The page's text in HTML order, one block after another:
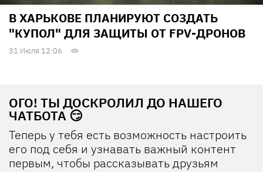
В ХАРЬКОВЕ ПЛАНИРУЮТ СОЗДАТЬ
"КУПОЛ" ДЛЯ ЗАЩИТЫ ОТ FPV-ДРОНОВ
31 Июля 12:06
ОГО! ТЫ ДОСКРОЛИЛ ДО НАШЕГО
ЧАТБОТА 😏
Теперь у тебя есть возможность настроить
его под себя и узнавать важный контент
первым, чтобы рассказывать друзьям